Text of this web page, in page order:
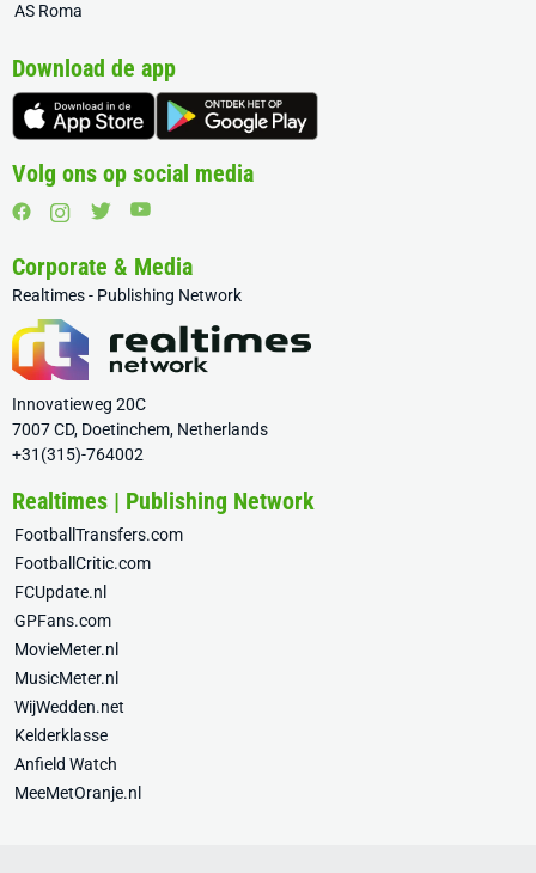
AS Roma
Download de app
Volg ons op social media
Corporate & Media
Realtimes - Publishing Network
Innovatieweg 20C
7007 CD, Doetinchem, Netherlands
+31(315)-764002
Realtimes | Publishing Network
FootballTransfers.com
FootballCritic.com
FCUpdate.nl
GPFans.com
MovieMeter.nl
MusicMeter.nl
WijWedden.net
Kelderklasse
Anfield Watch
MeeMetOranje.nl